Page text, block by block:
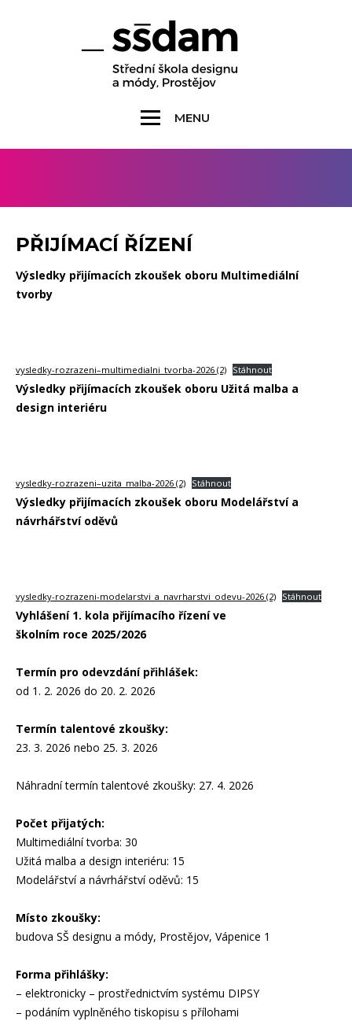
MENU
PŘIJÍMACÍ ŘÍZENÍ
Výsledky přijímacích zkoušek oboru Multimediální
tvorby
vysledky-rozrazeni–multimedialni_tvorba-2026 (2) Stáhnout
Výsledky přijímacích zkoušek oboru Užitá malba a
design interiéru
vysledky-rozrazeni–uzita_malba-2026 (2) Stáhnout
Výsledky přijímacích zkoušek oboru Modelářství a
návrhářství oděvů
vysledky-rozrazeni-modelarstvi_a_navrharstvi_odevu-2026 (2) Stáhnout
Vyhlášení 1. kola přijímacího řízení ve
školním roce 2025/2026
Termín pro odevzdání přihlášek:
od 1. 2. 2026 do 20. 2. 2026
Termín talentové zkoušky:
23. 3. 2026 nebo 25. 3. 2026
Náhradní termín talentové zkoušky: 27. 4. 2026
Počet přijatých:
Multimediální tvorba: 30
Užitá malba a design interiéru: 15
Modelářství a návrhářství oděvů: 15
Místo zkoušky:
budova SŠ designu a módy, Prostějov, Vápenice 1
Forma přihlášky:
– elektronicky – prostřednictvím systému DIPSY
– podáním vyplněného tiskopisu s přílohami